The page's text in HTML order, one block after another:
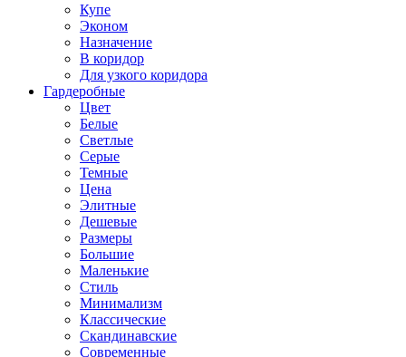
Купе
Эконом
Назначение
В коридор
Для узкого коридора
Гардеробные
Цвет
Белые
Светлые
Серые
Темные
Цена
Элитные
Дешевые
Размеры
Большие
Маленькие
Стиль
Минимализм
Классические
Скандинавские
Современные